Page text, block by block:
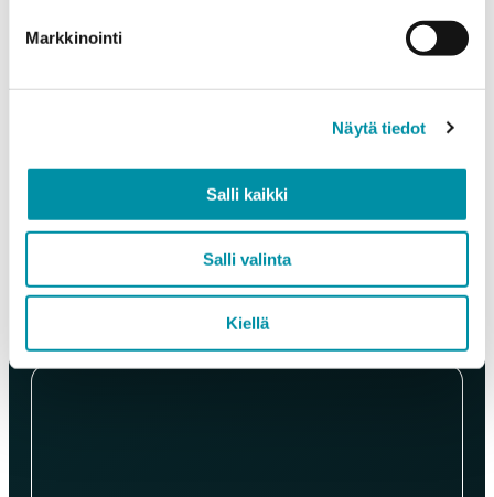
Markkinointi
Näytä tiedot
Salli kaikki
Salli valinta
Kiellä
Lisätietoja
Täytä lisätiedot esim. profiilin toimituspituus, raaka vai
pintakäsitelty profiili sekä muut mahdolliset toiveet.